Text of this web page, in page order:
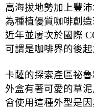
高海拔地勢加上豐
為種植優質咖啡創
近年並屢次於國際
可謂是咖啡界的後
卡薩的探索產區祕魯
外盒有著可愛的草泥
會使用這種外型是